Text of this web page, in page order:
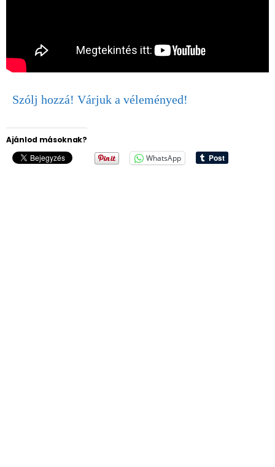
Szólj hozzá! Várjuk a véleményed!
Ajánlod másoknak?
WhatsApp